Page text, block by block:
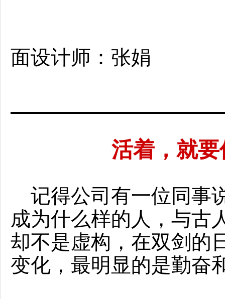
面设计师：张娟
活着，就
记得公司有一位同事
成为什么样的人，与古
却不是虚构，在双剑的
变化，最明显的是勤奋